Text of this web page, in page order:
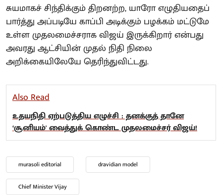
சுயமாகச் சிந்திக்கும் திறனற்ற, யாரோ எழுதியதைப்
பார்த்து அப்படியே காப்பி அடிக்கும் பழக்கம் மட்டுமே
உள்ள முதலமைச்சராக விஜய் இருக்கிறார் என்பது
அவரது ஆட்சியின் முதல் நிதி நிலை
அறிக்கையிலேயே தெரிந்துவிட்டது.
Also Read
உதயநிதி ஏற்படுத்திய எழுச்சி : தனக்குத் தானே
‘சூனியம்' வைத்துக் கொண்ட முதலமைச்சர் விஜய்!
murasoli editorial dravidian model
Chief Minister Vijay